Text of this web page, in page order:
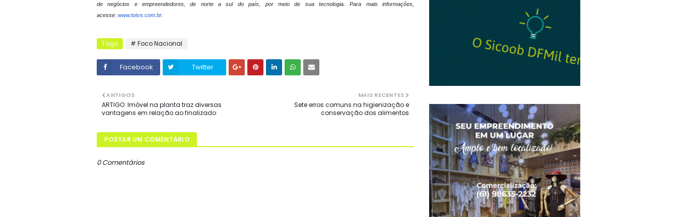
de negócios e empreendedores, de norte a sul do país, por meio de sua tecnologia. Para mais informações,
acesse: www.totvs.com.br
Tags # Foco Nacional
Facebook Twitter
MAIS RECENTES
Sete erros comuns na higienização e
conservação dos alimentos
ANTIGOS
ARTIGO: Imóvel na planta traz diversas
vantagens em relação ao finalizado
POSTAR UM COMENTÁRIO
0 Comentários